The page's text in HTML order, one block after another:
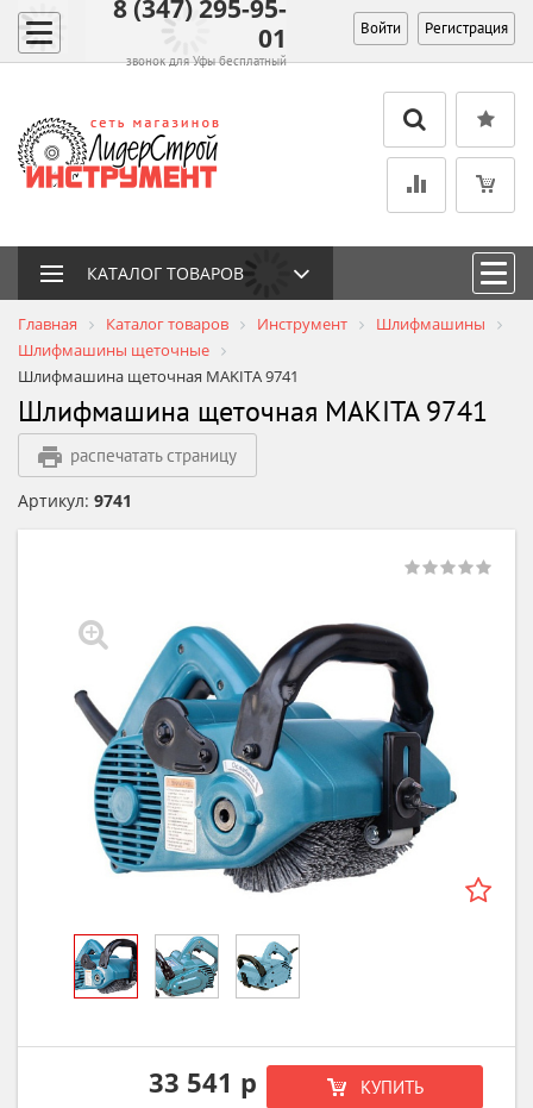
8 (347) 295-95-
01
звонок для Уфы бесплатный
Войти Регистрация
КАТАЛОГ ТОВАРОВ
Главная Каталог товаров Инструмент
Шлифмашины
Шлифмашины щеточные
Шлифмашина щеточная MAKITA 9741
Шлифмашина щеточная MAKITA 9741
распечатать страницу
Артикул: 9741
33 541 р КУПИТЬ